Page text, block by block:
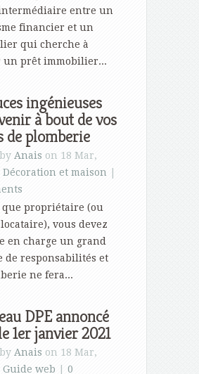
entre un
financier et un
qui cherche à
un prêt immobilier...
ingénieuses
à bout de vos
de plomberie
Anais on 18 Mar,
Décoration et maison
que propriétaire (ou
vous devez
en charge un grand
de responsabilités et
ne fera...
DPE annoncé
1er janvier 2021
Anais on 18 Mar,
Guide web
0